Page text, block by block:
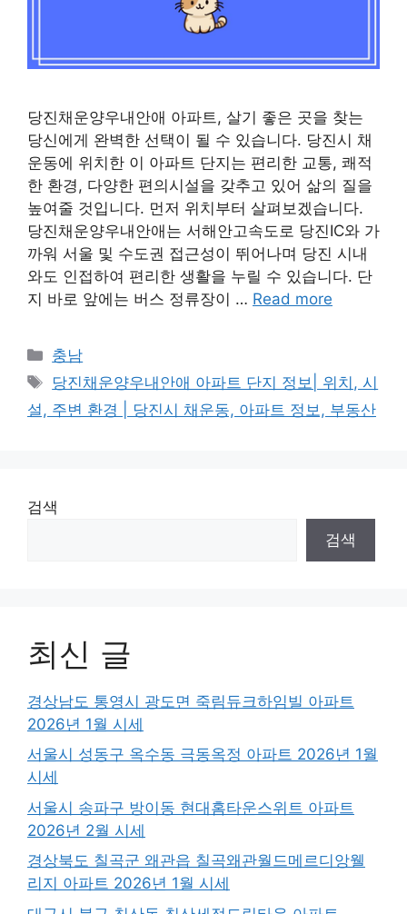
당진채운양우내안애 아파트, 살기 좋은 곳을 찾는
당신에게 완벽한 선택이 될 수 있습니다. 당진시 채
운동에 위치한 이 아파트 단지는 편리한 교통, 쾌적
한 환경, 다양한 편의시설을 갖추고 있어 삶의 질을
높여줄 것입니다. 먼저 위치부터 살펴보겠습니다.
당진채운양우내안애는 서해안고속도로 당진IC와 가
까워 서울 및 수도권 접근성이 뛰어나며 당진 시내
와도 인접하여 편리한 생활을 누릴 수 있습니다. 단
지 바로 앞에는 버스 정류장이 … Read more
Categories
충남
Tags
당진채운양우내안애 아파트 단지 정보| 위치, 시
설, 주변 환경 | 당진시 채운동, 아파트 정보, 부동산
검색
검색
최신 글
경상남도 통영시 광도면 죽림듀크하임빌 아파트
2026년 1월 시세
서울시 성동구 옥수동 극동옥정 아파트 2026년 1월
시세
서울시 송파구 방이동 현대홈타운스위트 아파트
2026년 2월 시세
경상북도 칠곡군 왜관읍 칠곡왜관월드메르디앙웰
리지 아파트 2026년 1월 시세